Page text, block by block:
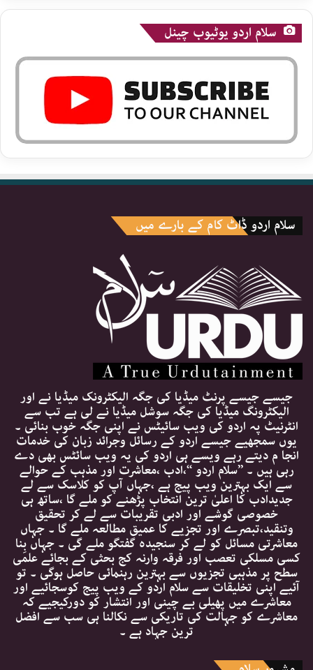
سلام اردو یوٹیوب چینل
سلام اردو ڈاٹ کام کے بارے میں
جیسے جیسے پرنٹ میڈیا کی جگہ الیکٹرونک میڈیا نے اور
الیکٹرونگ میڈیا کی جگہ سوشل میڈیا نے لی ہے تب سے
انٹرنیٹ پہ اردو کی ویب سائیٹس نے اپنی جگہ خوب بنائی ۔
یوں سمجھیے جیسے اردو کے رسائل وجرائد زبان کی خدمات
انجا م دیتے رہے ویسے ہی اردو کی یہ ویب سائٹس بھی دے
رہی ہیں ۔ ’’سلام اردو ‘‘،ادب ،معاشرت اور مذہب کے حوالے
سے ایک بہترین ویب پیج ہے ،جہاں آپ کو کلاسک سے لے
جدیدادب کا اعلیٰ ترین انتخاب پڑھنے کو ملے گا ،ساتھ ہی
خصوصی گوشے اور ادبی تقریبات سے لے کر تحقیق
وتنقید،تبصرے اور تجزیے کا عمیق مطالعہ ملے گا ۔ جہاں
معاشرتی مسائل کو لے کر سنجیدہ گفتگو ملے گی ۔ جہاں بِنا
کسی مسلکی تعصب اور فرقہ وارنہ کج بحثی کے بجائے علمی
سطح پر مذہبی تجزیوں سے بہترین رہنمائی حاصل ہوگی ۔ تو
آئیے اپنی تخلیقات سے سلام اردو کے ویب پیج کوسجائیے اور
معاشرے میں پھیلی بے چینی اور انتشار کو دورکیجیے کہ
معاشرے کو جہالت کی تاریکی سے نکالنا ہی سب سے افضل
ترین جہاد ہے ۔